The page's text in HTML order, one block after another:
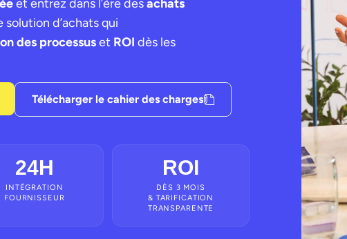
et entrez dans l’ère desachats
solution d’achats qui
des processuset ROI dès les
Télécharger le cahier des charges
24H
INTÉGRATION
FOURNISSEUR
ROI
DÈS 3 MOIS
& TARIFICATION
TRANSPARENTE